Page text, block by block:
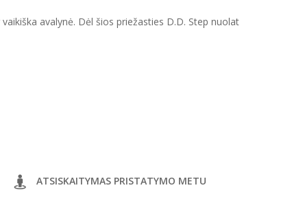
avalynė. Dėl šios priežasties D.D. Step nuolat
ATSISKAITYMAS PRISTATYMO METU